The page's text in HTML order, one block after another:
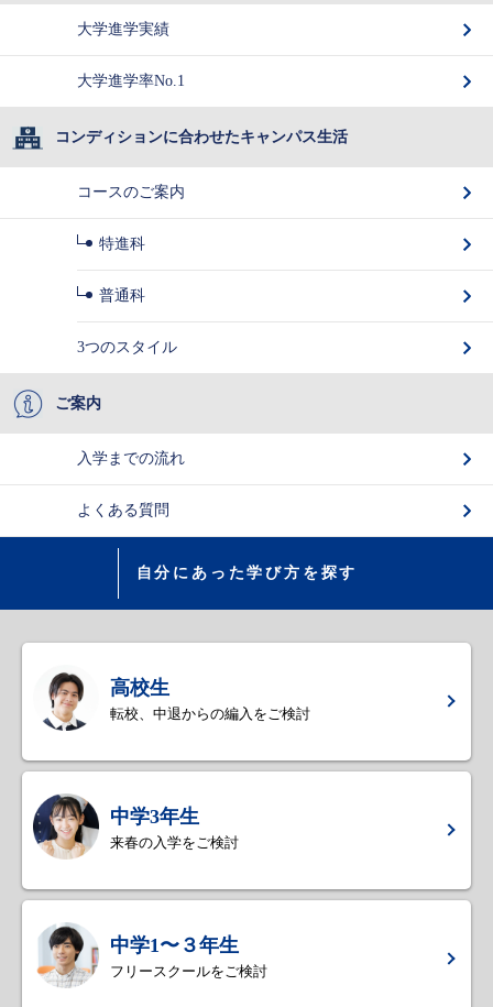
大学進学実績
大学進学率No.1
コンディションに合わせたキャンパス生活
コースのご案内
特進科
普通科
3つのスタイル
ご案内
入学までの流れ
よくある質問
自分にあった学び方を探す
高校生
転校、中退からの編入をご検討
中学3年生
来春の入学をご検討
中学1〜３年生
フリースクールをご検討